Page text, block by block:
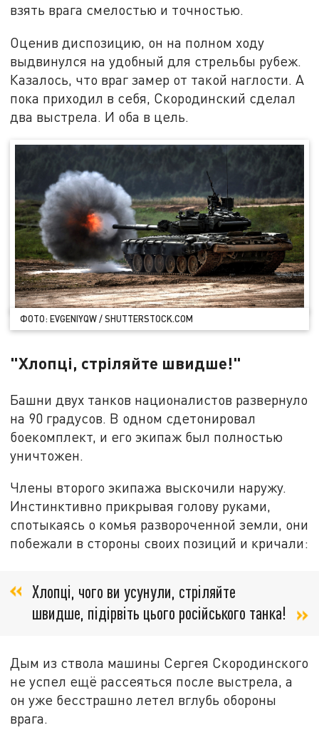
взять врага смелостью и точностью.
Оценив диспозицию, он на полном ходу
выдвинулся на удобный для стрельбы рубеж.
Казалось, что враг замер от такой наглости. А
пока приходил в себя, Скородинский сделал
два выстрела. И оба в цель.
ФОТО: EVGENIYQW / SHUTTERSTOCK.COM
"Хлопці, стріляйте швидше!"
Башни двух танков националистов развернуло
на 90 градусов. В одном сдетонировал
боекомплект, и его экипаж был полностью
уничтожен.
Члены второго экипажа выскочили наружу.
Инстинктивно прикрывая голову руками,
спотыкаясь о комья развороченной земли, они
побежали в стороны своих позиций и кричали:
Хлопці, чого ви усунули, стріляйте
швидше, підірвіть цього російського танка!
Дым из ствола машины Сергея Скородинского
не успел ещё рассеяться после выстрела, а
он уже бесстрашно летел вглубь обороны
врага.